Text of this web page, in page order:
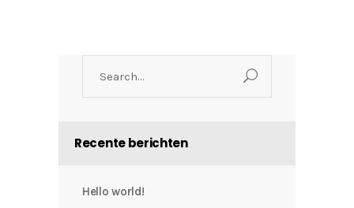
Recente berichten
Hello world!